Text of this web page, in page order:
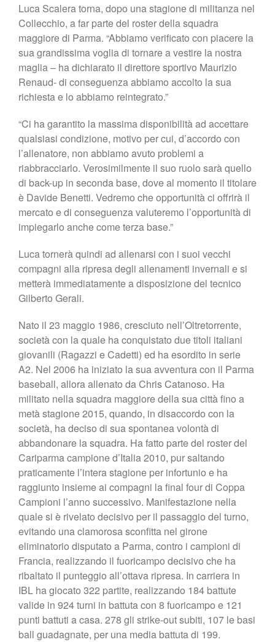
Shop
Luca Scalera torna, dopo una stagione di militanza nel
Collecchio, a far parte del roster della squadra
maggiore di Parma. “Abbiamo verificato con piacere la
sua grandissima voglia di tornare a vestire la nostra
maglia – ha dichiarato il direttore sportivo Maurizio
Renaud- di conseguenza abbiamo accolto la sua
richiesta e lo abbiamo reintegrato.”
“Ci ha garantito la massima disponibilità ad accettare
qualsiasi condizione, motivo per cui, d’accordo con
l’allenatore, non abbiamo avuto problemi a
riabbracciarlo. Verosimilmente il suo ruolo sarà quello
di back-up in seconda base, dove al momento il titolare
è Davide Benetti. Vedremo che opportunità ci offrirà il
mercato e di conseguenza valuteremo l’opportunità di
impiegarlo anche come terza base.”
Luca tornerà quindi ad allenarsi con i suoi vecchi
compagni alla ripresa degli allenamenti invernali e si
metterà immediatamente a disposizione del tecnico
Gilberto Gerali.
Nato il 23 maggio 1986, cresciuto nell’Oltretorrente,
società con la quale ha conquistato due titoli italiani
giovanili (Ragazzi e Cadetti) ed ha esordito in serie
A2. Nel 2006 ha iniziato la sua avventura con il Parma
baseball, allora allenato da Chris Catanoso. Ha
militato nella squadra maggiore della sua città fino a
metà stagione 2015, quando, in disaccordo con la
società, ha deciso di sua spontanea volontà di
abbandonare la squadra. Ha fatto parte del roster del
Cariparma campione d’Italia 2010, pur saltando
praticamente l’intera stagione per infortunio e ha
raggiunto insieme ai compagni la final four di Coppa
Campioni l’anno successivo. Manifestazione nella
quale si è rivelato decisivo per il passaggio del turno,
evitando una clamorosa sconfitta nel girone
eliminatorio disputato a Parma, contro i campioni di
Francia, realizzando il fuoricampo decisivo che ha
ribaltato il punteggio all’ottava ripresa. In carriera in
IBL ha giocato 322 partite, realizzando 184 battute
valide in 924 turni in battuta con 8 fuoricampo e 121
punti battuti a casa. 278 gli strike-out subiti, 107 le basi
ball guadagnate, per una media battuta di 199.